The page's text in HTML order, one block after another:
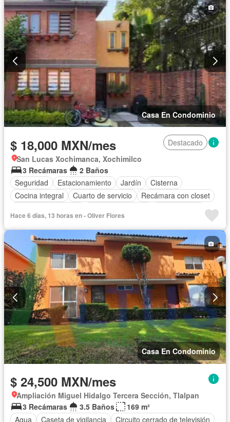
Casa En Condominio
$ 18,000 MXN/mes
Destacado
San Lucas Xochimanca, Xochimilco
3 Recámaras
2 Baños
Seguridad
Estacionamiento Jardín
Cisterna
Cocina integral
Cuarto de servicio
Recámara con closet
Hace 6 días, 13 horas en - Oliver Flores
Casa En Condominio
$ 24,500 MXN/mes
Ampliación Miguel Hidalgo Tercera Sección, Tlalpan
3 Recámaras
3.5 Baños
169 m²
Agua
Caseta de vigilancia
Circuito cerrado de televisión